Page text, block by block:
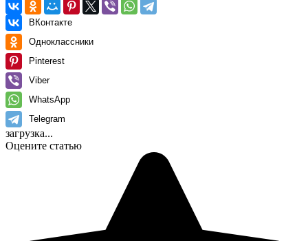
ВКонтакте
Одноклассники
Pinterest
Viber
WhatsApp
Telegram
загрузка...
Оцените статью